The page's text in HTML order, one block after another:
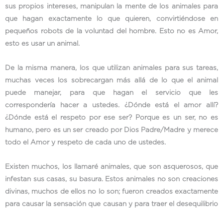
sus propios intereses, manipulan la mente de los animales para
que hagan exactamente lo que quieren, convirtiéndose en
pequeños robots de la voluntad del hombre. Esto no es Amor,
esto es usar un animal.
De la misma manera, los que utilizan animales para sus tareas,
muchas veces los sobrecargan más allá de lo que el animal
puede manejar, para que hagan el servicio que les
correspondería hacer a ustedes. ¿Dónde está el amor allí?
¿Dónde está el respeto por ese ser? Porque es un ser, no es
humano, pero es un ser creado por Dios Padre/Madre y merece
todo el Amor y respeto de cada uno de ustedes.
Existen muchos, los llamaré animales, que son asquerosos, que
infestan sus casas, su basura. Estos animales no son creaciones
divinas, muchos de ellos no lo son; fueron creados exactamente
para causar la sensación que causan y para traer el desequilibrio